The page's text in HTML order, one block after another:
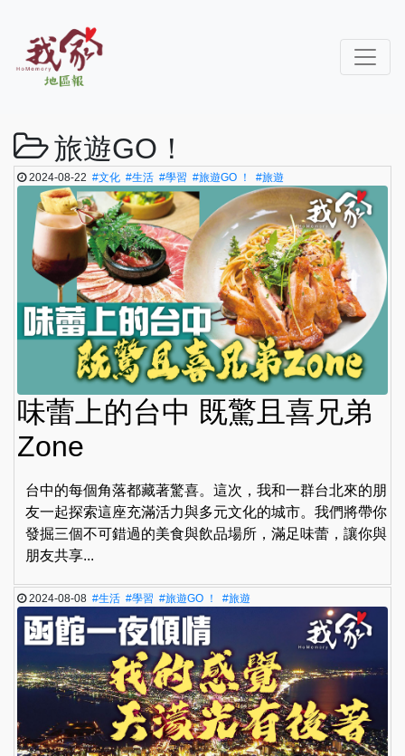
旅遊GO！
2024-08-22#文化 #生活 #學習 #旅遊GO ！ #旅遊
味蕾上的台中 既驚且喜兄弟
Zone
台中的每個角落都藏著驚喜。這次，我和一群台北來的朋
友一起探索這座充滿活力與多元文化的城市。我們將帶你
發掘三個不可錯過的美食與飲品場所，滿足味蕾，讓你與
朋友共享...
2024-08-08#生活 #學習 #旅遊GO ！ #旅遊